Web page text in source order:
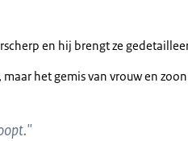
en hij brengt ze
het gemis van vrouw en